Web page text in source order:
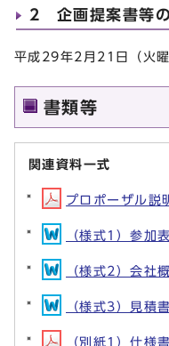
2 企画提案書等
平成29年2月21日（火
書類等
関連資料一式
プロポーザル
（様式1）参
（様式2）会
（様式3）見
（別紙1）仕